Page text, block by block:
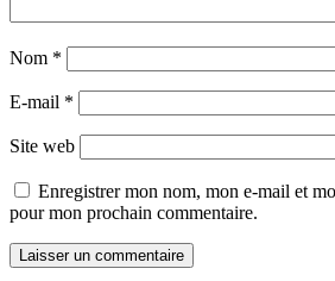
Nom *
E-mail *
Site web
Enregistrer mon nom, mon e-mail et
pour mon prochain commentaire.